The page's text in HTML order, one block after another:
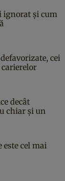
ignorat și cum
cei
decât
chiar și un
este cel mai